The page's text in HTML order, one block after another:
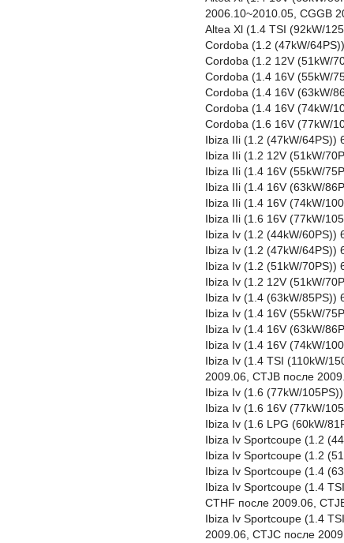
2006.10~2010.05, CGGB
Altea Xl (1.4 TSI (92kW/
Cordoba (1.2 (47kW/
Cordoba (1.2 12V (51kW/
Cordoba (1.4 16V (55kW/
Cordoba (1.4 16V (63kW/
Cordoba (1.4 16V (74kW/
Cordoba (1.6 16V (77kW/
Ibiza IIi (1.2 (47kW/64PS))
Ibiza IIi (1.2 12V (51kW/
Ibiza IIi (1.4 16V (55kW/
Ibiza IIi (1.4 16V (63kW/
Ibiza IIi (1.4 16V (74kW/
Ibiza IIi (1.6 16V (77kW/
Ibiza Iv (1.2 (44kW/60PS))
Ibiza Iv (1.2 (47kW/64PS))
Ibiza Iv (1.2 (51kW/70PS))
Ibiza Iv (1.2 12V (51kW/
Ibiza Iv (1.4 (63kW/85PS))
Ibiza Iv (1.4 16V (55kW/
Ibiza Iv (1.4 16V (63kW/
Ibiza Iv (1.4 16V (74kW/
Ibiza Iv (1.4 TSI (110kW/
2009.06, CTJB после
Ibiza Iv (1.6 (77kW/
Ibiza Iv (1.6 16V (77kW/
Ibiza Iv (1.6 LPG (60kW/
Ibiza Iv Sportcoupe (1.2
Ibiza Iv Sportcoupe (1.2
Ibiza Iv Sportcoupe (1.4
Ibiza Iv Sportcoupe (1.4
CTHF после 2009.06,
Ibiza Iv Sportcoupe (1.4
2009.06, CTJC после